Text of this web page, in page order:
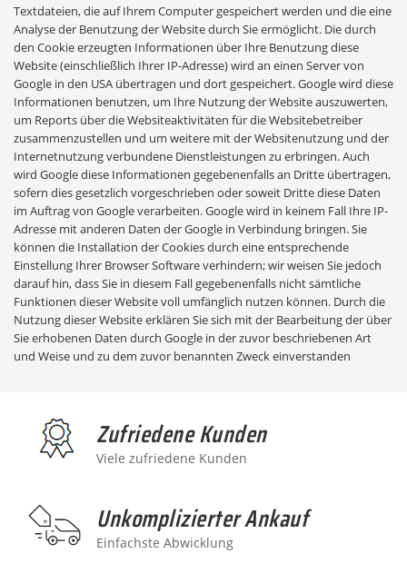
Textdateien, die auf Ihrem Computer gespeichert werden und die eine
Analyse der Benutzung der Website durch Sie ermöglicht. Die durch
den Cookie erzeugten Informationen über Ihre Benutzung diese
Website (einschließlich Ihrer IP-Adresse) wird an einen Server von
Google in den USA übertragen und dort gespeichert. Google wird diese
Informationen benutzen, um Ihre Nutzung der Website auszuwerten,
um Reports über die Websiteaktivitäten für die Websitebetreiber
zusammenzustellen und um weitere mit der Websitenutzung und der
Internetnutzung verbundene Dienstleistungen zu erbringen. Auch
wird Google diese Informationen gegebenenfalls an Dritte übertragen,
sofern dies gesetzlich vorgeschrieben oder soweit Dritte diese Daten
im Auftrag von Google verarbeiten. Google wird in keinem Fall Ihre IP-
Adresse mit anderen Daten der Google in Verbindung bringen. Sie
können die Installation der Cookies durch eine entsprechende
Einstellung Ihrer Browser Software verhindern; wir weisen Sie jedoch
darauf hin, dass Sie in diesem Fall gegebenenfalls nicht sämtliche
Funktionen dieser Website voll umfänglich nutzen können. Durch die
Nutzung dieser Website erklären Sie sich mit der Bearbeitung der über
Sie erhobenen Daten durch Google in der zuvor beschriebenen Art
und Weise und zu dem zuvor benannten Zweck einverstanden
Zufriedene Kunden
Viele zufriedene Kunden
Unkomplizierter Ankauf
Einfachste Abwicklung